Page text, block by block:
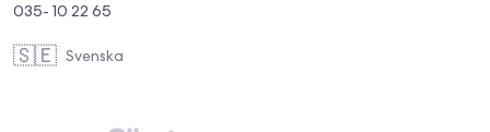
035- 10 22 65
🇸🇪 Svenska